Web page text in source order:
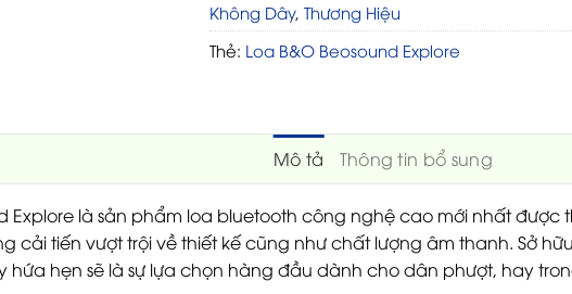
Không Dây, Thương Hiệu
Thẻ: Loa B&O Beosound Explore
Mô tả Thông tin bổ sung
Explore là sản phẩm loa bluetooth công nghệ cao mới nhất
cải tiến vượt trội về thiết kế cũng như chất lượng âm thanh. Sở
hứa hẹn sẽ là sự lựa chọn hàng đầu dành cho dân phượt, hay